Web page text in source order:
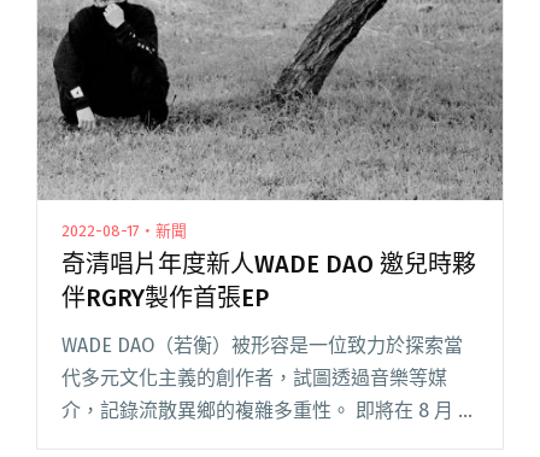
歌〈流水帳〉示範「從寫流水帳到行韻流水」 邀
金音獎手語老師客串MV"
2022-08-17・新聞
奇清唱片年度新人WADE DAO 邀兒時夥
伴RGRY製作首張EP
WADE DAO（若衡）被形容是一位致力於探索當
代多元文化主義的創作者，試圖透過音樂等媒
介，記錄流散異鄉的複雜多重性。 即將在 8 月 26
日發行的首張 EP《A Wild Dance of Flame》，